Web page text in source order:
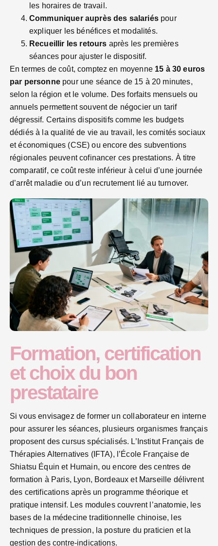
les horaires de travail.
Communiquer auprès des salariéspour
expliquer les bénéfices et modalités.
Recueillir les retours après les premières
séances pour ajuster le dispositif.
En termes de coût, comptez en moyenne 15 à 30 euros
par personnepour une séance de 15 à 20 minutes,
selon la région et le volume. Des forfaits mensuels ou
annuels permettent souvent de négocier un tarif
dégressif. Certains dispositifs comme les budgets
dédiés à la qualité de vie au travail, les comités sociaux
et économiques (CSE) ou encore des subventions
régionales peuvent cofinancer ces prestations. À titre
comparatif, ce coût reste inférieur à celui d’une journée
d’arrêt maladie ou d’un recrutement lié au turnover.
Formation, certification
et choix du bon
prestataire
Si vous envisagez de former un collaborateur en interne
pour assurer les séances, plusieurs organismes français
proposent des cursus spécialisés. L’Institut Français de
Thérapies Alternatives (IFTA), l’École Française de
Shiatsu Équin et Humain, ou encore des centres de
formation à Paris, Lyon, Bordeaux et Marseille délivrent
des certifications après un programme théorique et
pratique intensif. Les modules couvrent l’anatomie, les
bases de la médecine traditionnelle chinoise, les
techniques de pression, la posture du praticien et la
gestion des contre-indications.